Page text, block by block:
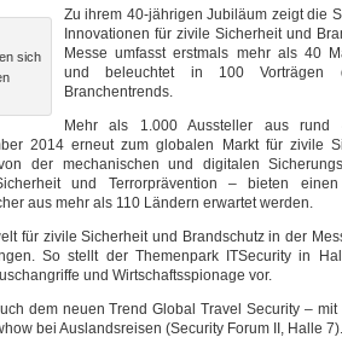
sich
Zu ihrem 40-jährigen Jubiläum zeigt die
Innovationen für zivile Sicherheit und
Messe umfasst erstmals mehr als 40
und beleuchtet in 100 Vorträgen
Branchentrends.
Mehr als 1.000 Aussteller aus rund
2014 erneut zum globalen Markt für zivile
der mechanischen und digitalen
und Terrorprävention – bieten einen
aus mehr als 110 Ländern erwartet werden.
für zivile Sicherheit und Brandschutz in der
So stellt der Themenpark ITSecurity in
und Wirtschaftsspionage vor.
dem neuen Trend Global Travel Security –
bei Auslandsreisen (Security Forum II, Halle 7).